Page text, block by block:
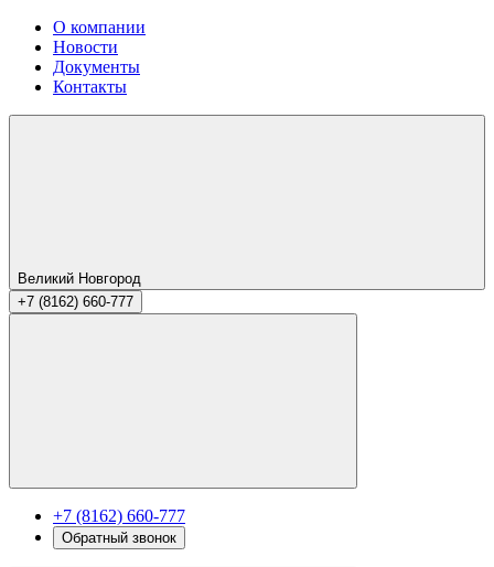
О компании
Новости
Документы
Контакты
Великий Новгород
+7 (8162) 660-777
+7 (8162) 660-777
Обратный звонок